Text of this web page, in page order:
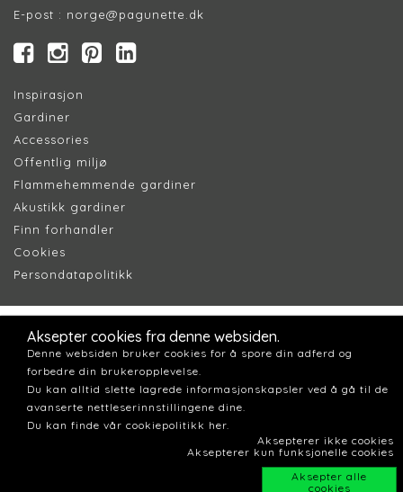
E-post : norge@pagunette.dk
Inspirasjon
Gardiner
Accessories
Offentlig miljø
Flammehemmende gardiner
Akustikk gardiner
Finn forhandler
Cookies
Persondatapolitikk
Aksepter cookies fra denne websiden.
Denne websiden bruker cookies for å spore din adferd og
forbedre din brukeropplevelse.
Du kan alltid slette lagrede informasjonskapsler ved å gå til de
avanserte nettleserinnstillingene dine.
Du kan finde vår cookiepolitikk her.
Aksepterer ikke cookies
Aksepterer kun funksjonelle cookies
Aksepter alle
cookies